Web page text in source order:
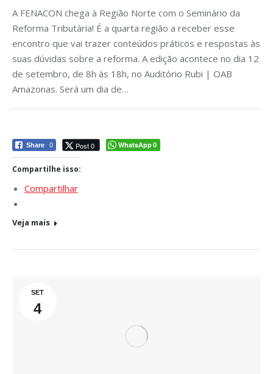
A FENACON chega à Região Norte com o Seminário da
Reforma Tributária! É a quarta região a receber esse
encontro que vai trazer conteúdos práticos e respostas às
suas dúvidas sobre a reforma. A edição acontece no dia 12
de setembro, de 8h às 18h, no Auditório Rubi | OAB
Amazonas. Será um dia de…
Share 0 Post 0 WhatsApp0
Compartilhe isso:
Compartilhar
Veja mais
SET
4